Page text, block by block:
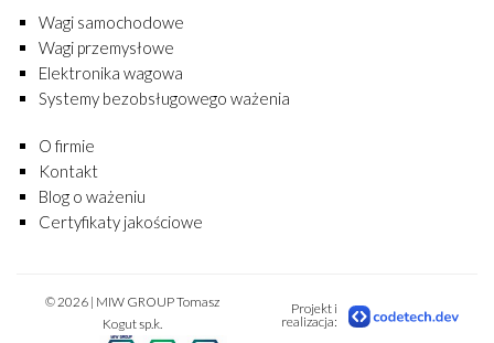
Wagi samochodowe
Wagi przemysłowe
Elektronika wagowa
Systemy bezobsługowego ważenia
O firmie
Kontakt
Blog o ważeniu
Certyfikaty jakościowe
© 2026 | MIW GROUP Tomasz
Kogut sp.k.
Projekt i
realizacja: